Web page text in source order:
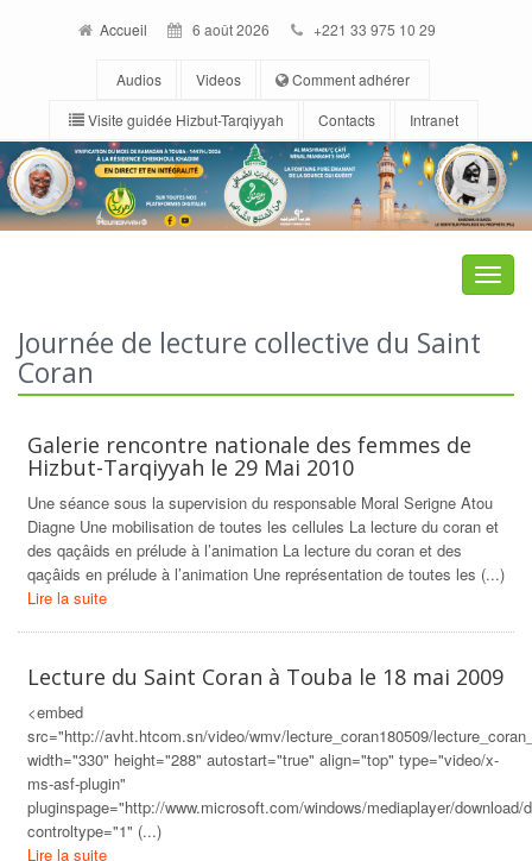
Accueil 6 août 2026 +221 33 975 10 29
Audios Videos
Comment adhérer
Visite guidée Hizbut-Tarqiyyah
Contacts Intranet
Toggle
Journée de lecture collective du Saint
Coran
Galerie rencontre nationale des femmes de
Hizbut-Tarqiyyah le 29 Mai 2010
Une séance sous la supervision du responsable Moral Serigne Atou
Diagne Une mobilisation de toutes les cellules La lecture du coran et
des qaçâids en prélude à l’animation La lecture du coran et des
qaçâids en prélude à l’animation Une représentation de toutes les (...)
Lire la suite
Lecture du Saint Coran à Touba le 18 mai 2009
<embed
src="http://avht.htcom.sn/video/wmv/lecture_coran180509/
width="330" height="288" autostart="true" align="top" type="video/x-
ms-asf-plugin"
pluginspage="http://www.microsoft.com/windows/mediaplayer/download/
controltype="1" (...)
Lire la suite